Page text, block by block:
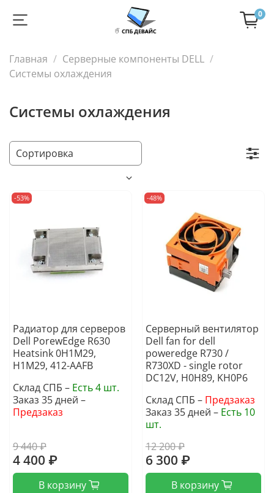
0
Главная
Серверные компоненты DELL
Системы охлаждения
Системы охлаждения
-53%
Радиатор для серверов
Dell PorewEdge R630
Heatsink 0H1M29,
H1M29, 412-AAFB
Склад СПБ – Есть 4 шт.
Заказ 35 дней –
Предзаказ
9 440 ₽
4 400 ₽
В корзину
-48%
Серверный вентилятор
Dell fan for dell
poweredge R730 /
R730XD - single rotor
DC12V, H0H89, KH0P6
Склад СПБ – Предзаказ
Заказ 35 дней – Есть 10
шт.
12 200 ₽
6 300 ₽
В корзину